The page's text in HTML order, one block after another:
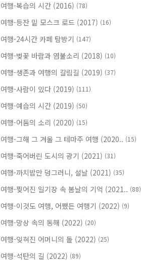
여행-복습의 시간 (2016) (78)
여행-등잔 밑 모스크 로드 (2017) (16)
여행-24시간 카페 탐방기 (147)
여행-벚꽃 바람과 염불소리 (2018) (10)
여행-생존과 여행의 갈림길 (2019) (37)
여행-사람이 있다 (2019) (111)
여행-예습의 시간 (2019) (50)
여행-어둠의 소리 (2020) (15)
여행-그해 그 겨울 그 테마주 여행 (2020.. (15)
여행-죽어버린 도시의 광기 (2021) (31)
여행-까치밥만 덩그러니, 설날 (2021) (35)
여행-찢어진 일기장 속 봄날의 기억 (2021.. (88)
여행-이것도 여행, 어쨌든 여행기 (2022) (9)
여행-망상 속의 동해 (2022) (20)
여행-잊혀진 어머니의 돌 (2022) (25)
여행-석탄의 길 (2022) (89)